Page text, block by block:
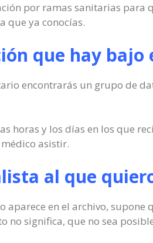
por ramas sanitarias
que ya conocías.
que hay
encontrarás un grupo de
horas y los días en los que
asistir.
al que
aparece en el archivo,
no significa, que no sea